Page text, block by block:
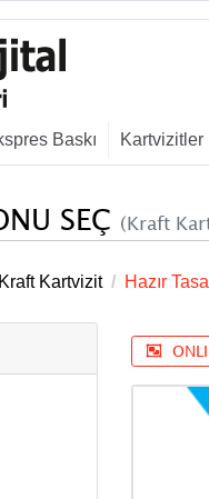
Baskı Kartvizitler
SEÇ (Kraft
Kraft Kartvizit Hazır